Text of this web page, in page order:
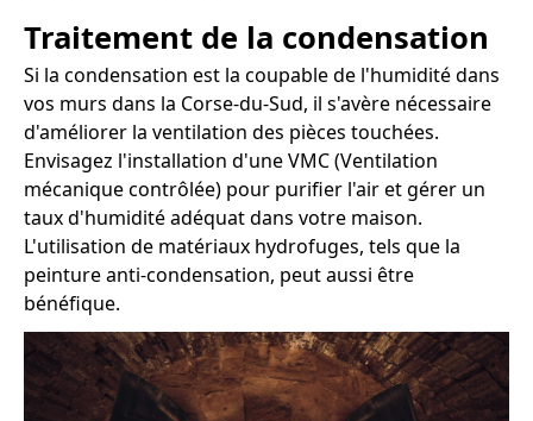
Traitement de la condensation
Si la condensation est la coupable de l'humidité dans
vos murs dans la Corse-du-Sud, il s'avère nécessaire
d'améliorer la ventilation des pièces touchées.
Envisagez l'installation d'une VMC (Ventilation
mécanique contrôlée) pour purifier l'air et gérer un
taux d'humidité adéquat dans votre maison.
L'utilisation de matériaux hydrofuges, tels que la
peinture anti-condensation, peut aussi être
bénéfique.